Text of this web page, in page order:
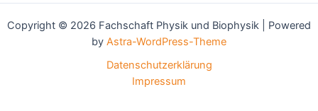
Copyright © 2026 Fachschaft Physik und Biophysik | Powered
by Astra-WordPress-Theme
Datenschutzerklärung
Impressum